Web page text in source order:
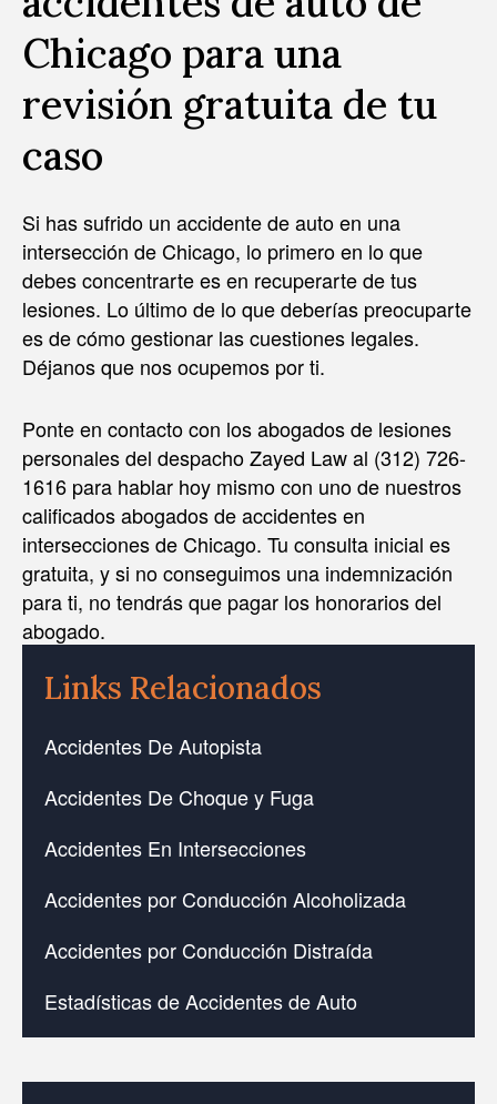
Chicago para una
revisión gratuita de tu
caso
Si has sufrido un accidente de auto en una
intersección de Chicago, lo primero en lo que
debes concentrarte es en recuperarte de tus
lesiones. Lo último de lo que deberías preocuparte
es de cómo gestionar las cuestiones legales.
Déjanos que nos ocupemos por ti.
Ponte en contacto con los abogados de lesiones
personales del despacho Zayed Law al (312) 726-
1616 para hablar hoy mismo con uno de nuestros
calificados abogados de accidentes en
intersecciones de Chicago. Tu consulta inicial es
gratuita, y si no conseguimos una indemnización
para ti, no tendrás que pagar los honorarios del
abogado.
Links Relacionados
Accidentes De Autopista
Accidentes De Choque y Fuga
Accidentes En Intersecciones
Accidentes por Conducción Alcoholizada
Accidentes por Conducción Distraída
Estadísticas de Accidentes de Auto